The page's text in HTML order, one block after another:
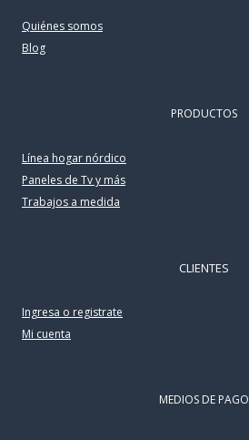
Quiénes somos
Blog
PRODUCTOS
Línea hogar nórdico
Paneles de Tv y más
Trabajos a medida
CLIENTES
Ingresa o registrate
Mi cuenta
MEDIOS DE PAGO